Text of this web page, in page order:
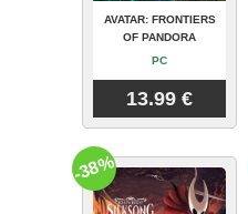
AVATAR: FRONTIERS
OF PANDORA
PC
13.99 €
-38%